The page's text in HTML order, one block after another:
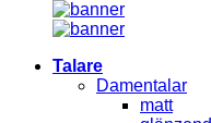
Talare
Damentalar
matt